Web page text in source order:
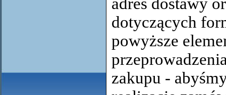
dotyczących
powyższe
zakupu -